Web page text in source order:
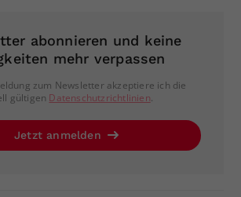
abonnieren und keine
mehr verpassen
zum Newsletter akzeptiere ich die
gültigen Datenschutzrichtlinien.
Jetzt anmelden